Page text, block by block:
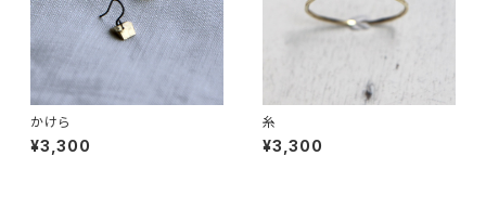
かけら
¥3,300
糸
¥3,300